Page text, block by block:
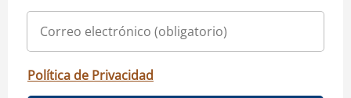
Política de Privacidad